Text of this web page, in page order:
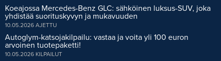
Koeajossa Mercedes-Benz GLC: sähköinen luksus-SUV, joka
yhdistää suorituskyvyn ja mukavuuden
10.05.2026 AJETTU
Autoglym-katsojakilpailu: vastaa ja voita yli 100 euron
arvoinen tuotepaketti!
10.05.2026 KILPAILUT